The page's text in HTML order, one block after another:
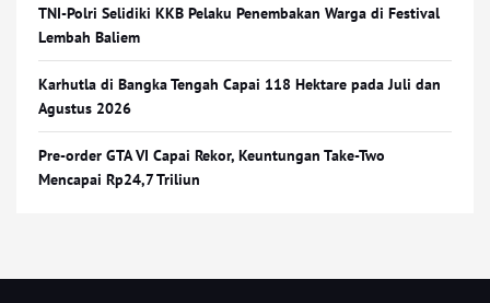
TNI-Polri Selidiki KKB Pelaku Penembakan Warga di Festival
Lembah Baliem
Karhutla di Bangka Tengah Capai 118 Hektare pada Juli dan
Agustus 2026
Pre-order GTA VI Capai Rekor, Keuntungan Take-Two
Mencapai Rp24,7 Triliun